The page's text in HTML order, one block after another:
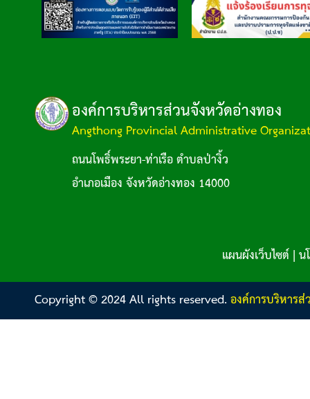
องค์การบริหารส่วนจังหวัดอ่างทอง
Angthong Provincial Administrative
ถนนโพธิ์พระยา-ท่าเรือ ตำบลป่างิ้ว
อำเภอเมือง จังหวัดอ่างทอง 14000
แผนผังเว็บไซต์|น
Copyright © 2024 All rights reserved.องค์การบริหาร